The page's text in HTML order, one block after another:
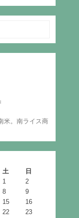
米。南ライス商
土
日
1
2
8
9
15
16
22
23